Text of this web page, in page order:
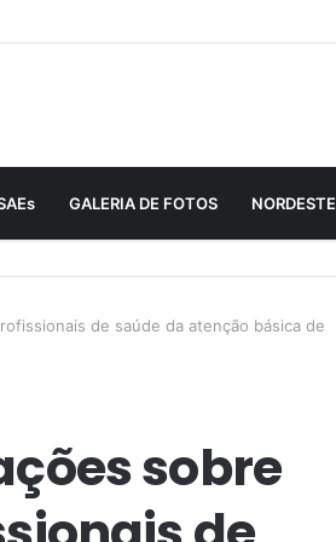
GALERIA DE FOTOS NORDESTE
de saúde da atenção básica de
sobre